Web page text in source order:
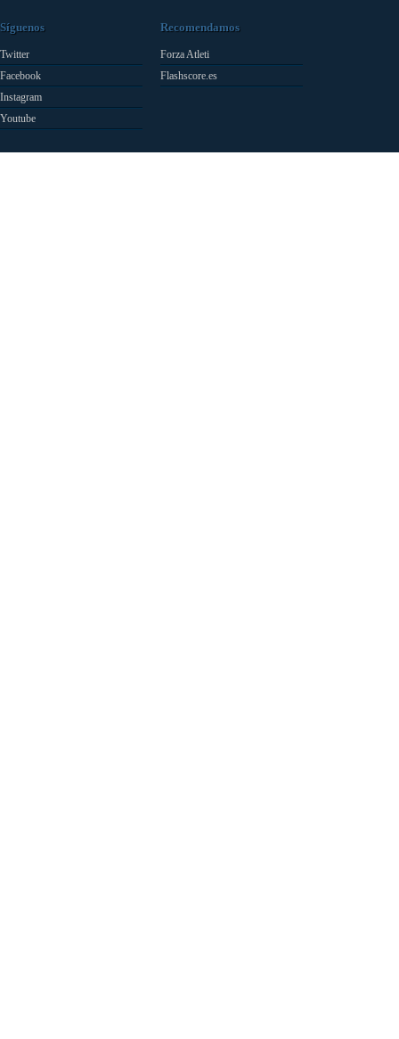
Síguenos
Twitter
Facebook
Instagram
Youtube
Recomendamos
Forza Atleti
Flashscore.es